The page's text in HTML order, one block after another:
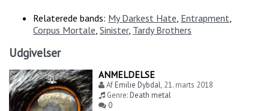
Relaterede bands: My Darkest Hate Entrapment
Corpus Mortale Sinister, Tardy Brothers
Udgivelser
ANMELDELSE
AfEmilie Dybdal, 21. marts 2018
Genre:Death metal
0